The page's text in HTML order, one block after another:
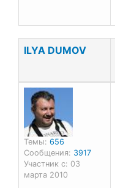
ILYA DUMOV
Темы: 656
Сообщения: 3917
Участник с: 03
марта 2010